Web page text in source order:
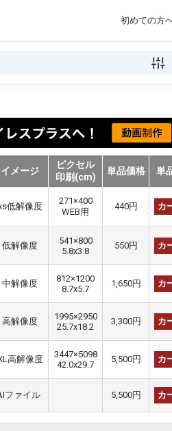
初めての方
イメージ
ピクセル
印刷(cm)
単品価格 単
低解像度
271×400
WEB用
440円 カ
低解像度
541×800
5.8x3.8
550円 カ
中解像度
812×1200
8.7x5.7
1,650円 カ
高解像度
1995×2950
25.7x18.2
3,300円 カ
高解像度
3447×5098
42.0x29.7
5,500円 カ
ファイル 5,500円 カ